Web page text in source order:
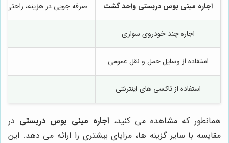
اجاره مینی بوس دربستی واحد گشت صرفه جویی در هزینه، راحتی و
اجاره چند خودروی سواری
استفاده از وسایل حمل و نقل عمومی
استفاده از تاکسی های اینترنتی
همانطور که مشاهده می کنید، اجاره مینی بوس دربستی در
مقایسه با سایر گزینه ها، مزایای بیشتری را ارائه می دهد. این